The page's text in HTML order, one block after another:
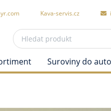
Kava-servis.cz
Suroviny do